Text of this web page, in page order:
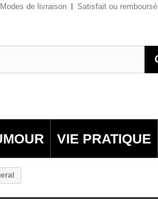
Modes de livraison Satisfait ou remboursé
VIE PRATIQUE